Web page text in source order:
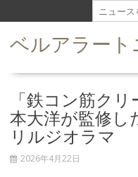
k
ベルアラート
「鉄コン筋ク
本大洋が監修し
リルジオラマ
2026年4月22日